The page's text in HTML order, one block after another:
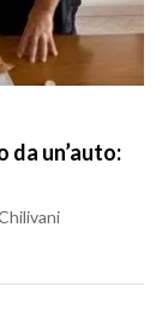
da un’auto: